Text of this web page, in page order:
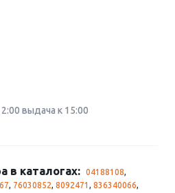
выдача к 15:00
в каталогах: 04188108,
, 76030852, 8092471 , 836340066,